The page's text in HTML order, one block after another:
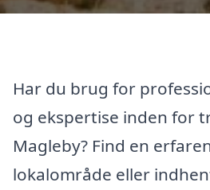
Har du brug for
og ekspertise inden for
Magleby? Find en
lokalområde eller